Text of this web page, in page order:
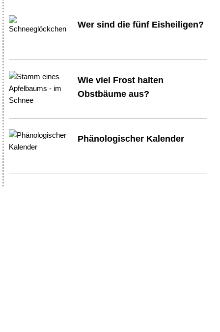
Wer sind die fünf Eisheiligen?
Wie viel Frost halten
Obstbäume aus?
Phänologischer Kalender